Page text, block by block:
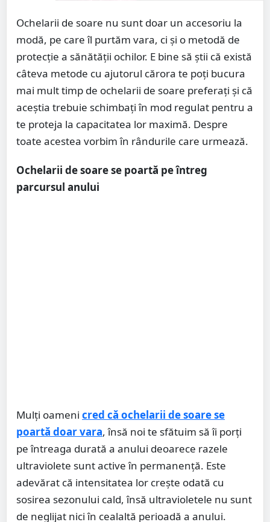
Ochelarii de soare nu sunt doar un accesoriu la
modă, pe care îl purtăm vara, ci și o metodă de
protecție a sănătății ochilor. E bine să știi că există
câteva metode cu ajutorul cărora te poți bucura
mai mult timp de ochelarii de soare preferați și că
aceștia trebuie schimbați în mod regulat pentru a
te proteja la capacitatea lor maximă. Despre
toate acestea vorbim în rândurile care urmează.
Ochelarii de soare se poartă pe întreg
parcursul anului
Mulți oameni cred că ochelarii de soare se
poartă doar vara, însă noi te sfătuim să îi porți
pe întreaga durată a anului deoarece razele
ultraviolete sunt active în permanență. Este
adevărat că intensitatea lor crește odată cu
sosirea sezonului cald, însă ultravioletele nu sunt
de neglijat nici în cealaltă perioadă a anului.